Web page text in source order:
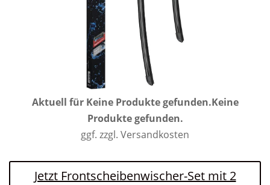
Aktuell für Keine Produkte gefunden.Keine
Produkte gefunden.
ggf. zzgl. Versandkosten
Jetzt Frontscheibenwischer-Set mit 2